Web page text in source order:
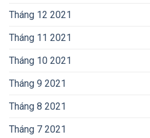
Tháng 12 2021
Tháng 11 2021
Tháng 10 2021
Tháng 9 2021
Tháng 8 2021
Tháng 7 2021